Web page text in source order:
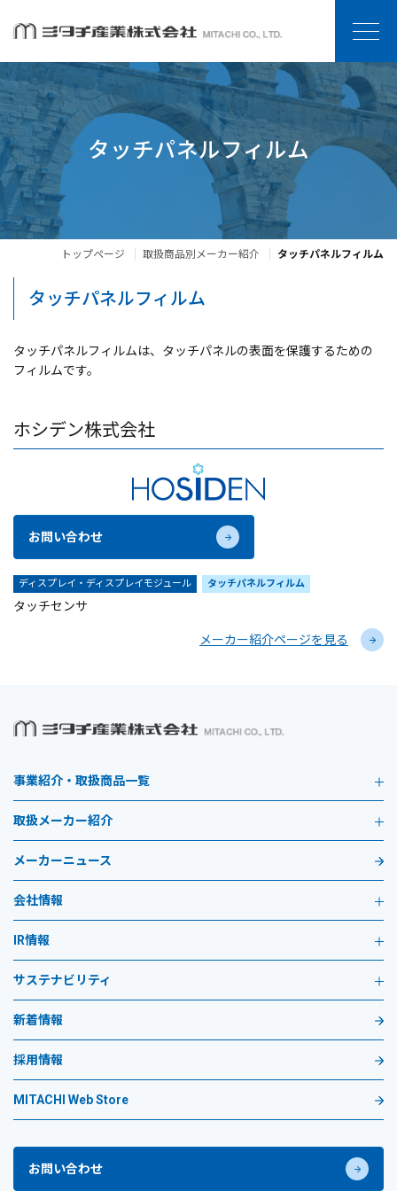
タッチパネルフィルム
トップページ 取扱商品別メーカー紹介 タッチパネルフィルム
タッチパネルフィルム
タッチパネルフィルムは、タッチパネルの表面を保護するための
フィルムです。
ホシデン株式会社
お問い合わせ
ディスプレイ・ディスプレイモジュール タッチパネルフィルム
タッチセンサ
メーカー紹介ページを見る
事業紹介・取扱商品一覧
取扱メーカー紹介
メーカーニュース
会社情報
IR情報
サステナビリティ
新着情報
採用情報
MITACHI Web Store
お問い合わせ